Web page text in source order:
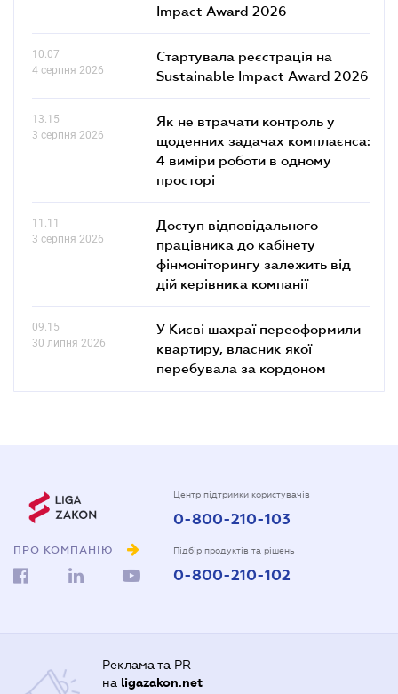
Impact Award 2026
10.07
4 серпня 2026
Стартувала реєстрація на
Sustainable Impact Award 2026
13.15
3 серпня 2026
Як не втрачати контроль у
щоденних задачах комплаєнса:
4 виміри роботи в одному
просторі
11.11
3 серпня 2026
Доступ відповідального
працівника до кабінету
фінмоніторингу залежить від
дій керівника компанії
09.15
30 липня 2026
У Києві шахраї переоформили
квартиру, власник якої
перебувала за кордоном
ПРО КОМПАНІЮ
Центр підтримки користувачів
0-800-210-103
Підбір продуктів та рішень
0-800-210-102
Реклама та PR
на ligazakon.net